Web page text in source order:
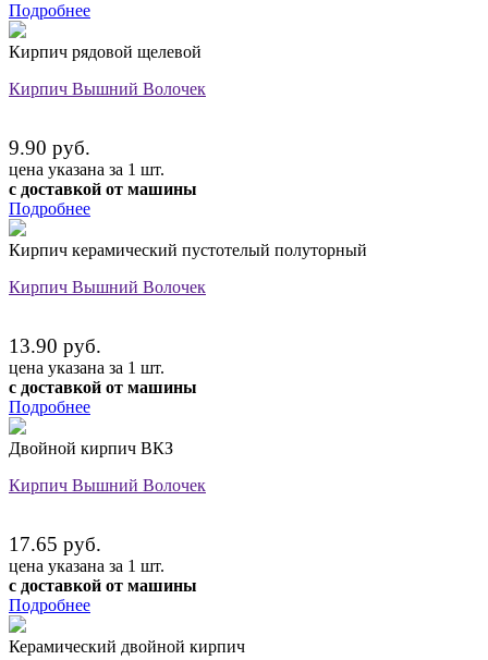
Подробнее
Кирпич рядовой щелевой
Кирпич Вышний Волочек
9.90 руб.
цена указана за 1 шт.
с доставкой от машины
Подробнее
Кирпич керамический пустотелый полуторный
Кирпич Вышний Волочек
13.90 руб.
цена указана за 1 шт.
с доставкой от машины
Подробнее
Двойной кирпич ВКЗ
Кирпич Вышний Волочек
17.65 руб.
цена указана за 1 шт.
с доставкой от машины
Подробнее
Керамический двойной кирпич